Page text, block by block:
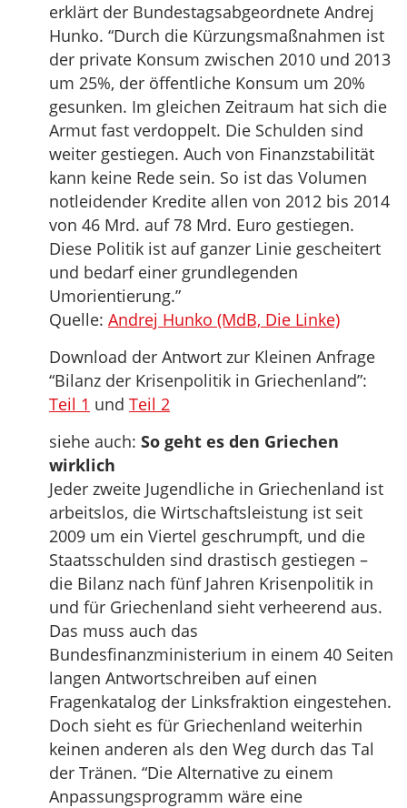
erklärt der Bundestagsabgeordnete Andrej
Hunko. “Durch die Kürzungsmaßnahmen ist
der private Konsum zwischen 2010 und 2013
um 25%, der öffentliche Konsum um 20%
gesunken. Im gleichen Zeitraum hat sich die
Armut fast verdoppelt. Die Schulden sind
weiter gestiegen. Auch von Finanzstabilität
kann keine Rede sein. So ist das Volumen
notleidender Kredite allen von 2012 bis 2014
von 46 Mrd. auf 78 Mrd. Euro gestiegen.
Diese Politik ist auf ganzer Linie gescheitert
und bedarf einer grundlegenden
Umorientierung.”
Quelle: Andrej Hunko (MdB, Die Linke)
Download der Antwort zur Kleinen Anfrage
“Bilanz der Krisenpolitik in Griechenland”:
Teil 1 und Teil 2
siehe auch: So geht es den Griechen
wirklich
Jeder zweite Jugendliche in Griechenland ist
arbeitslos, die Wirtschaftsleistung ist seit
2009 um ein Viertel geschrumpft, und die
Staatsschulden sind drastisch gestiegen –
die Bilanz nach fünf Jahren Krisenpolitik in
und für Griechenland sieht verheerend aus.
Das muss auch das
Bundesfinanzministerium in einem 40 Seiten
langen Antwortschreiben auf einen
Fragenkatalog der Linksfraktion eingestehen.
Doch sieht es für Griechenland weiterhin
keinen anderen als den Weg durch das Tal
der Tränen. “Die Alternative zu einem
Anpassungsprogramm wäre eine